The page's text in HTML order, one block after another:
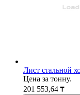
Лист стальной
Цена за тонну.
201 553,64 ₸